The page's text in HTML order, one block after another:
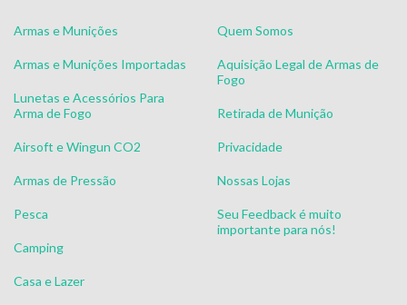
Armas e Munições
Armas e Munições Importadas
Lunetas e Acessórios Para
Arma de Fogo
Airsoft e Wingun CO2
Armas de Pressão
Pesca
Camping
Casa e Lazer
Quem Somos
Aquisição Legal de Armas de
Fogo
Retirada de Munição
Privacidade
Nossas Lojas
Seu Feedback é muito
importante para nós!